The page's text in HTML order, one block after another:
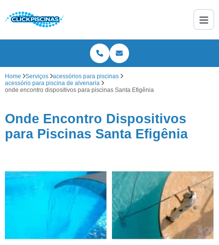
Home Serviços
acessórios para piscinas
acessório para piscina de alvenaria
onde encontro dispositivos para piscinas Santa Efigênia
Onde Encontro Dispositivos
para Piscinas Santa Efigênia